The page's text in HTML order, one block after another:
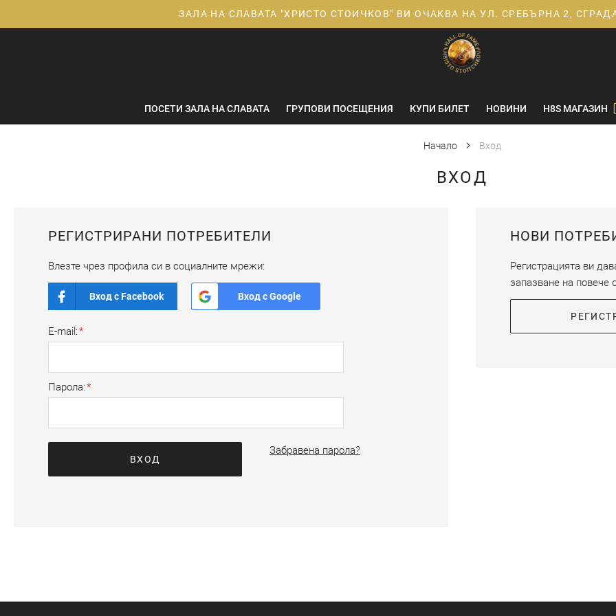
към
ЗАЛА НА СЛАВАТА "ХРИСТО СТОИЧКОВ" ВИ ОЧАКВА НА УЛ. СРЕБЪРНА 2,
ПОСЕТИ ЗАЛА НА СЛАВАТА ГРУПОВИ ПОСЕЩЕНИЯ КУПИ БИЛЕТ НОВИНИ H8S МАГАЗИН
Начало Вход
ВХОД
РЕГИСТРИРАНИ ПОТРЕБИТЕЛИ
Влезте чрез профила си в социалните мрежи:
Вход с Facebook Вход с Google
E-mail
Парола
ВХОД
Забравена парола?
НОВИ
Регистрацията ви
запазване на повече